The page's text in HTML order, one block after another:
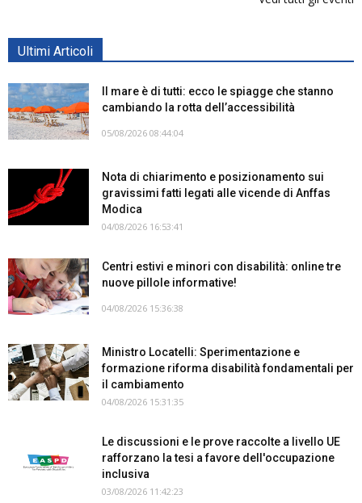
Ultimi Articoli
Il mare è di tutti: ecco le spiagge che stanno
cambiando la rotta dell’accessibilità
05/08/2026 08:44:04
Nota di chiarimento e posizionamento sui
gravissimi fatti legati alle vicende di Anffas
Modica
04/08/2026 16:53:41
Centri estivi e minori con disabilità: online tre
nuove pillole informative!
04/08/2026 15:36:38
Ministro Locatelli: Sperimentazione e
formazione riforma disabilità fondamentali per
il cambiamento
04/08/2026 15:31:35
Le discussioni e le prove raccolte a livello UE
rafforzano la tesi a favore dell'occupazione
inclusiva
03/08/2026 11:42:23